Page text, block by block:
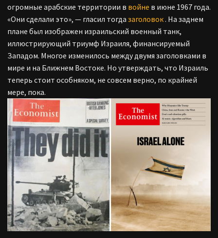
огромные арабские территории в войне в июне 1967 года.
«Они сделали это», — гласил тогда заголовок. На заднем
плане был изображен израильский военный танк,
иллюстрирующий триумф Израиля, финансируемый
Западом. Многое изменилось между двумя заголовками в
мире и на Ближнем Востоке. Но утверждать, что Израиль
теперь стоит особняком, не совсем верно, по крайней
мере, пока.